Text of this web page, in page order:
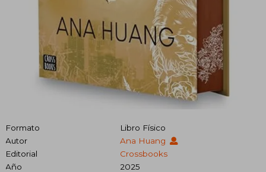
Formato
Libro Físico
Autor
Ana Huang
Editorial
Crossbooks
Año
2025